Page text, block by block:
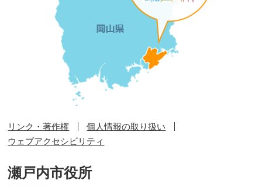
リンク・著作権
個人情報の取り扱い
ウェブアクセシビリティ
瀬戸内市役所